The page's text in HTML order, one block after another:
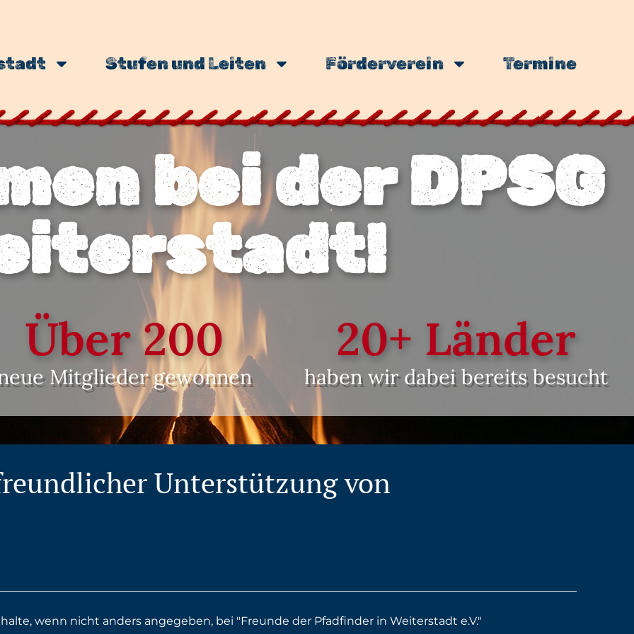
Stufen und Leiten Förderverein Termine
bei der DPSG
Mitglieder gewonnen
Über 200
haben wir dabei bereits besucht
20+ Länder
Unterstützung von
wenn nicht anders angegeben, bei "Freunde der Pfadfinder in Weiterstadt e.V."